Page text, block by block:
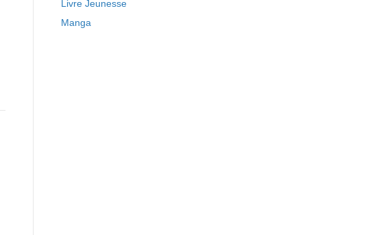
Livre Jeunesse
Manga